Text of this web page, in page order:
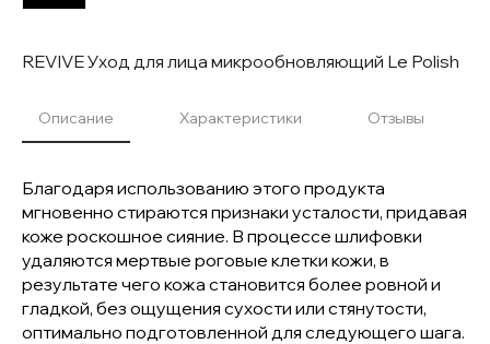
REVIVE Уход для лица микрообновляющий Le Polish
Описание Характеристики Отзывы
Благодаря использованию этого продукта
мгновенно стираются признаки усталости, придавая
коже роскошное сияние. В процессе шлифовки
удаляются мертвые роговые клетки кожи, в
результате чего кожа становится более ровной и
гладкой, без ощущения сухости или стянутости,
оптимально подготовленной для следующего шага.